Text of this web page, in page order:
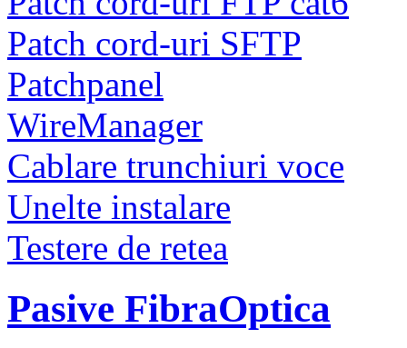
Patch cord-uri SFTP
Patchpanel
WireManager
Cablare trunchiuri voce
Unelte instalare
Testere de retea
Pasive FibraOptica